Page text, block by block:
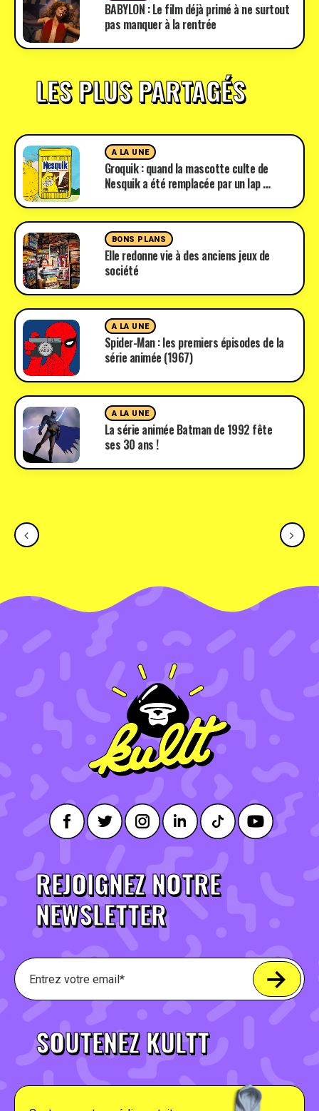
BABYLON : Le film déjà primé à ne surtout
pas manquer à la rentrée
LES PLUS PARTAGÉS
A LA UNE
Groquik : quand la mascotte culte de
Nesquik a été remplacée par un lap …
BONS PLANS
Elle redonne vie à des anciens jeux de
société
A LA UNE
Spider-Man : les premiers épisodes de la
série animée (1967)
A LA UNE
La série animée Batman de 1992 fête
ses 30 ans !
REJOIGNEZ NOTRE
NEWSLETTER
SOUTENEZ KULTT